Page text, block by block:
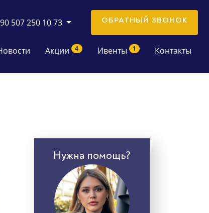
507 250 10 73 ОБРАТНЫЙ ЗВОНОК
Акции 4 Ивенты 1 Контакты
Нужна помощь?